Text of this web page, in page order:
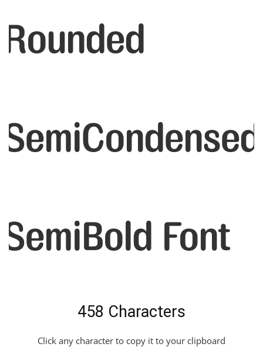
Rounded
SemiCondensed
SemiBold Font
458 Characters
Click any character to copy it to your clipboard